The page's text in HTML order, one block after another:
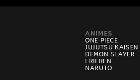
ANIMES
ONE PIECE
JUJUTSU KAISEN
DEMON SLAYER
FRIEREN
NARUTO